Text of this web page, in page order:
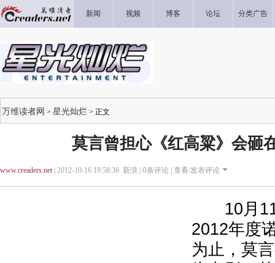
新闻 视频 博客 论坛 分类广告
万维读者网 > 星光灿烂 > 正文
莫言曾担心《红高粱》会砸
www.creaders.net| 2012-10-16 19:58:36 新浪 | 0条评论 | 查看/发表评论
10月11
2012年度
为止，莫